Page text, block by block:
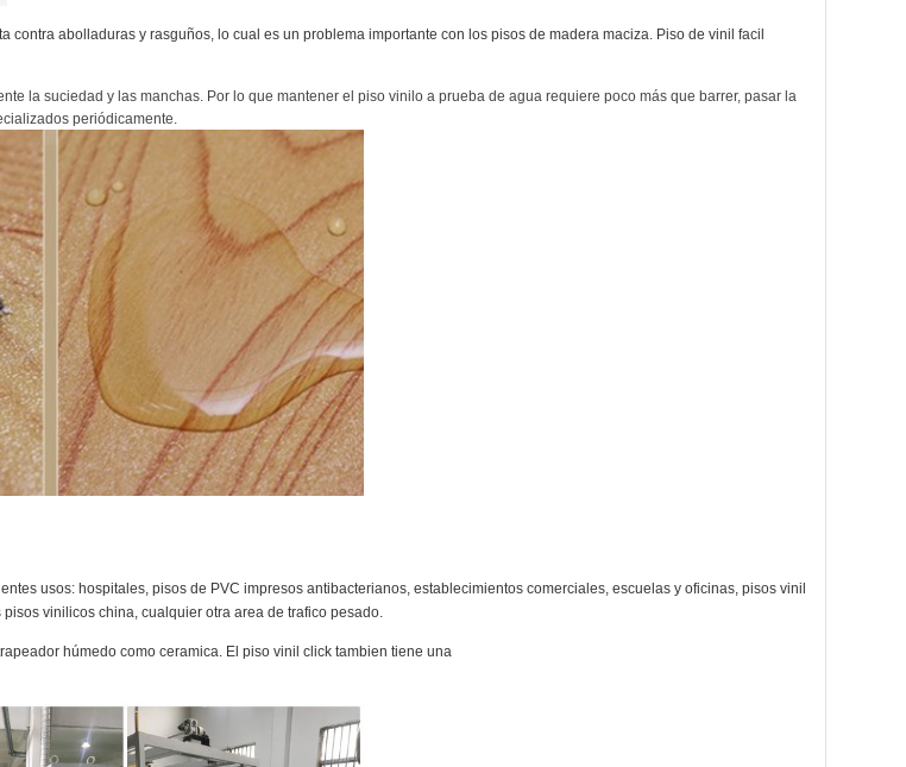
abolladuras y rasguños, lo cual es un problema importante con los pisos de madera maciza. Piso de vinil facil
la suciedad y las manchas. Por lo que mantener el piso vinilo a prueba de agua requiere poco más que barrer, pasar la
periódicamente.
usos: hospitales, pisos de PVC impresos antibacterianos, establecimientos comerciales, escuelas y oficinas, pisos vinil
vinilicos china, cualquier otra area de trafico pesado.
húmedo como ceramica. El piso vinil click tambien tiene una